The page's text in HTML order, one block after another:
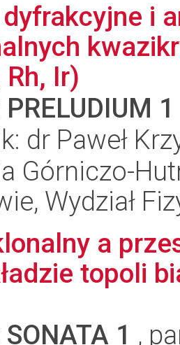
i
Ir)
PRELUDIUM 1
dr Paweł
Górniczo-
Wydział
a
topoli
SONATA 1 ,